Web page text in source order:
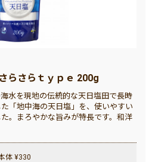
らさらｔｙｐｅ 200g
水を現地の伝統的な天日塩田で長時
「地中海の天日塩」を、使いやすい
。まろやかな旨みが特長です。和洋
体 ¥330